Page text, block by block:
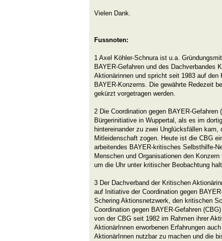
Vielen Dank.
Fussnoten:
1 Axel Köhler-Schnura ist u.a.
BAYER-Gefahren und des Dachverbandes
Aktionärinnen und spricht seit 1983 auf den
BAYER-Konzerns. Die gewährte Redezeit
gekürzt vorgetragen werden.
2 Die Coordination gegen BAYER-
Bürgerinitiative in Wuppertal, als es im
hintereinander zu zwei Unglücksfällen kam,
Mitleidenschaft zogen. Heute ist die CBG
arbeitendes BAYER-kritisches Selbsthilfe-
Menschen und Organisationen den
um die Uhr unter kritischer Beobachtung
3 Der Dachverband der Kritischen
auf Initiative der Coordination gegen
Schering Aktionsnetzwerk, den kritischen
Coordination gegen BAYER-Gefahren
von der CBG seit 1982 im Rahmen ihrer
AktionärInnen erworbenen Erfahrungen
AktionärInnen nutzbar zu machen und die